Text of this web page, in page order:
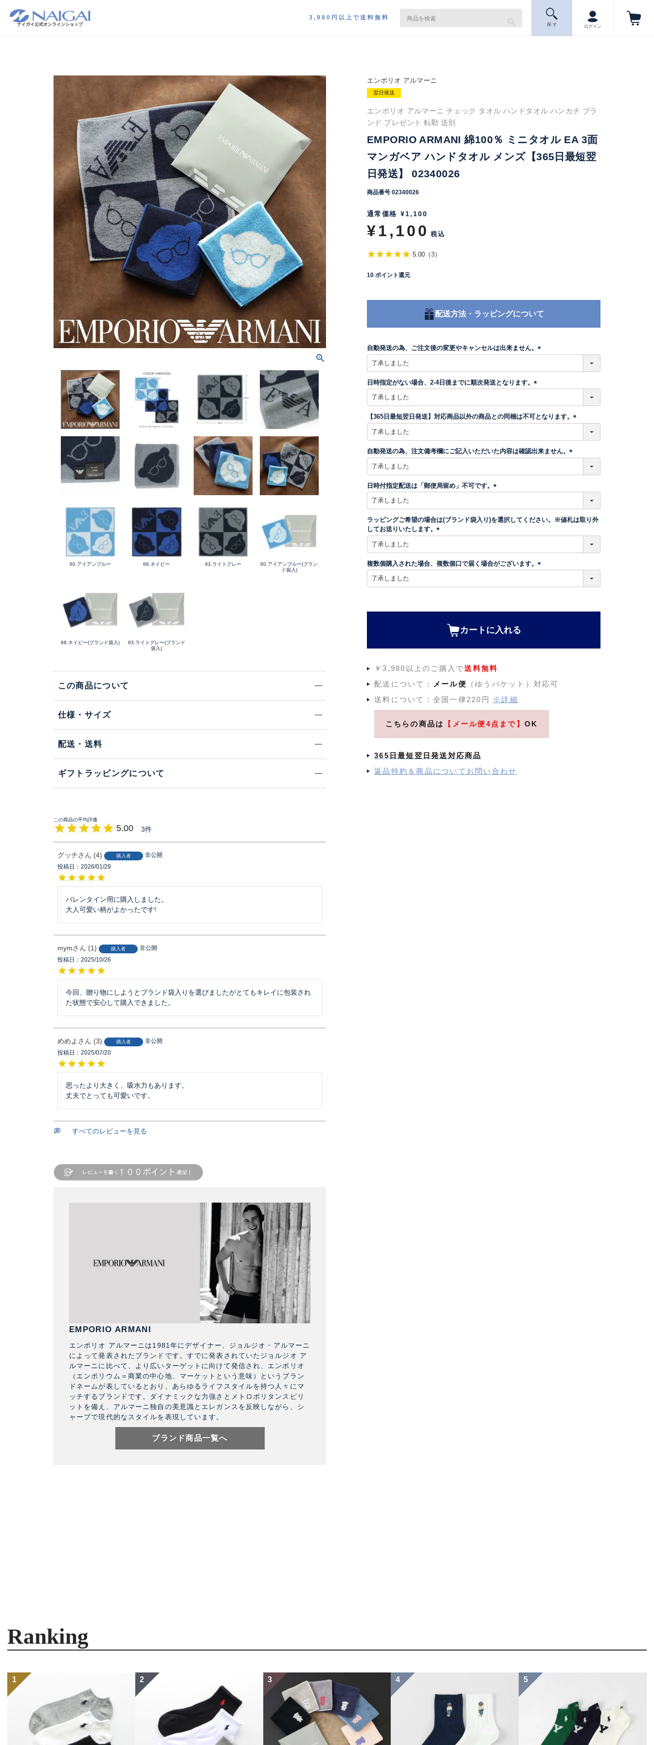
ナイガイ公式オンラインショップ
3,980円以上で送料無料
探 す ログイン
60.アイアンブルー 68.ネイビー 93.ライトグレー
60.アイアンブルー(ブラン
ド袋入)
68.ネイビー(ブランド袋入)
93.ライトグレー(ブランド
袋入)
この商品について
仕様・サイズ
配送・送料
ギフトラッピングについて
5.00 3
グッチ 4 購入者
非公開
投稿日
2026/01/29
バレンタイン用に購入しました。
大人可愛い柄がよかったです!
mym 1 購入者
非公開
投稿日
2025/10/26
今回、贈り物にしようとブランド袋入りを選びましたがとてもキレイに包装され
た状態で安心して購入できました。
めめよ 3 購入者
非公開
投稿日
2025/07/20
思ったより大きく、吸水力もあります。
丈夫でとっても可愛いです。
すべてのレビューを見る
EMPORIO ARMANI
エンポリオ アルマーニは1981年にデザイナー、ジョルジオ・アルマーニ
によって発表されたブランドです。すでに発表されていたジョルジオ ア
ルマーニに比べて、より広いターゲットに向けて発信され、エンポリオ
（エンポリウム＝商業の中心地、マーケットという意味）というブラン
ドネームが表しているとおり、あらゆるライフスタイルを持つ人々にマ
ッチするブランドです。ダイナミックな力強さとメトロポリタンスピリ
ットを備え、アルマーニ独自の美意識とエレガンスを反映しながら、シ
ャープで現代的なスタイルを表現しています。
ブランド商品一覧へ
エンポリオ アルマーニ
翌日発送
エンポリオ アルマーニ チェック タオル ハンドタオル ハンカチ ブラ
ンド プレゼント 転勤 送別
EMPORIO ARMANI 綿100％ ミニタオル EA 3面
マンガベア ハンドタオル メンズ【365日最短翌
日発送】 02340026
商品番号 02340026
通常価格 ¥1,100
¥1,100 税込
5.00 （3）
10 ポイント還元
配送方法・ラッピングについて
自動発送の為、ご注文後の変更やキャンセルは出来ません。
)
日時指定がない場合、2-4日後までに順次発送となります。
須
)
【365日最短翌日発送】対応商品以外の商品との同梱は不可となります。
)
自動発送の為、注文備考欄にご記入いただいた内容は確認出来ません。
)
日時付指定配送は「郵便局留め」不可です。
須
)
ラッピングご希望の場合は(ブランド袋入り)を選択してください。※値札は取り外
してお送りいたします。
須
)
複数個購入された場合、複数個口で届く場合がございます。
カートに入れる
￥3,980以上のご購入で送料無料
配送について：
メール便
（ゆうパケット）対応可
送料について：全国一律220円
※詳細
こちらの商品は 【メール便4点まで】 OK
365日最短翌日発送対応商品
返品特約＆商品についてお問い合わせ
Ranking